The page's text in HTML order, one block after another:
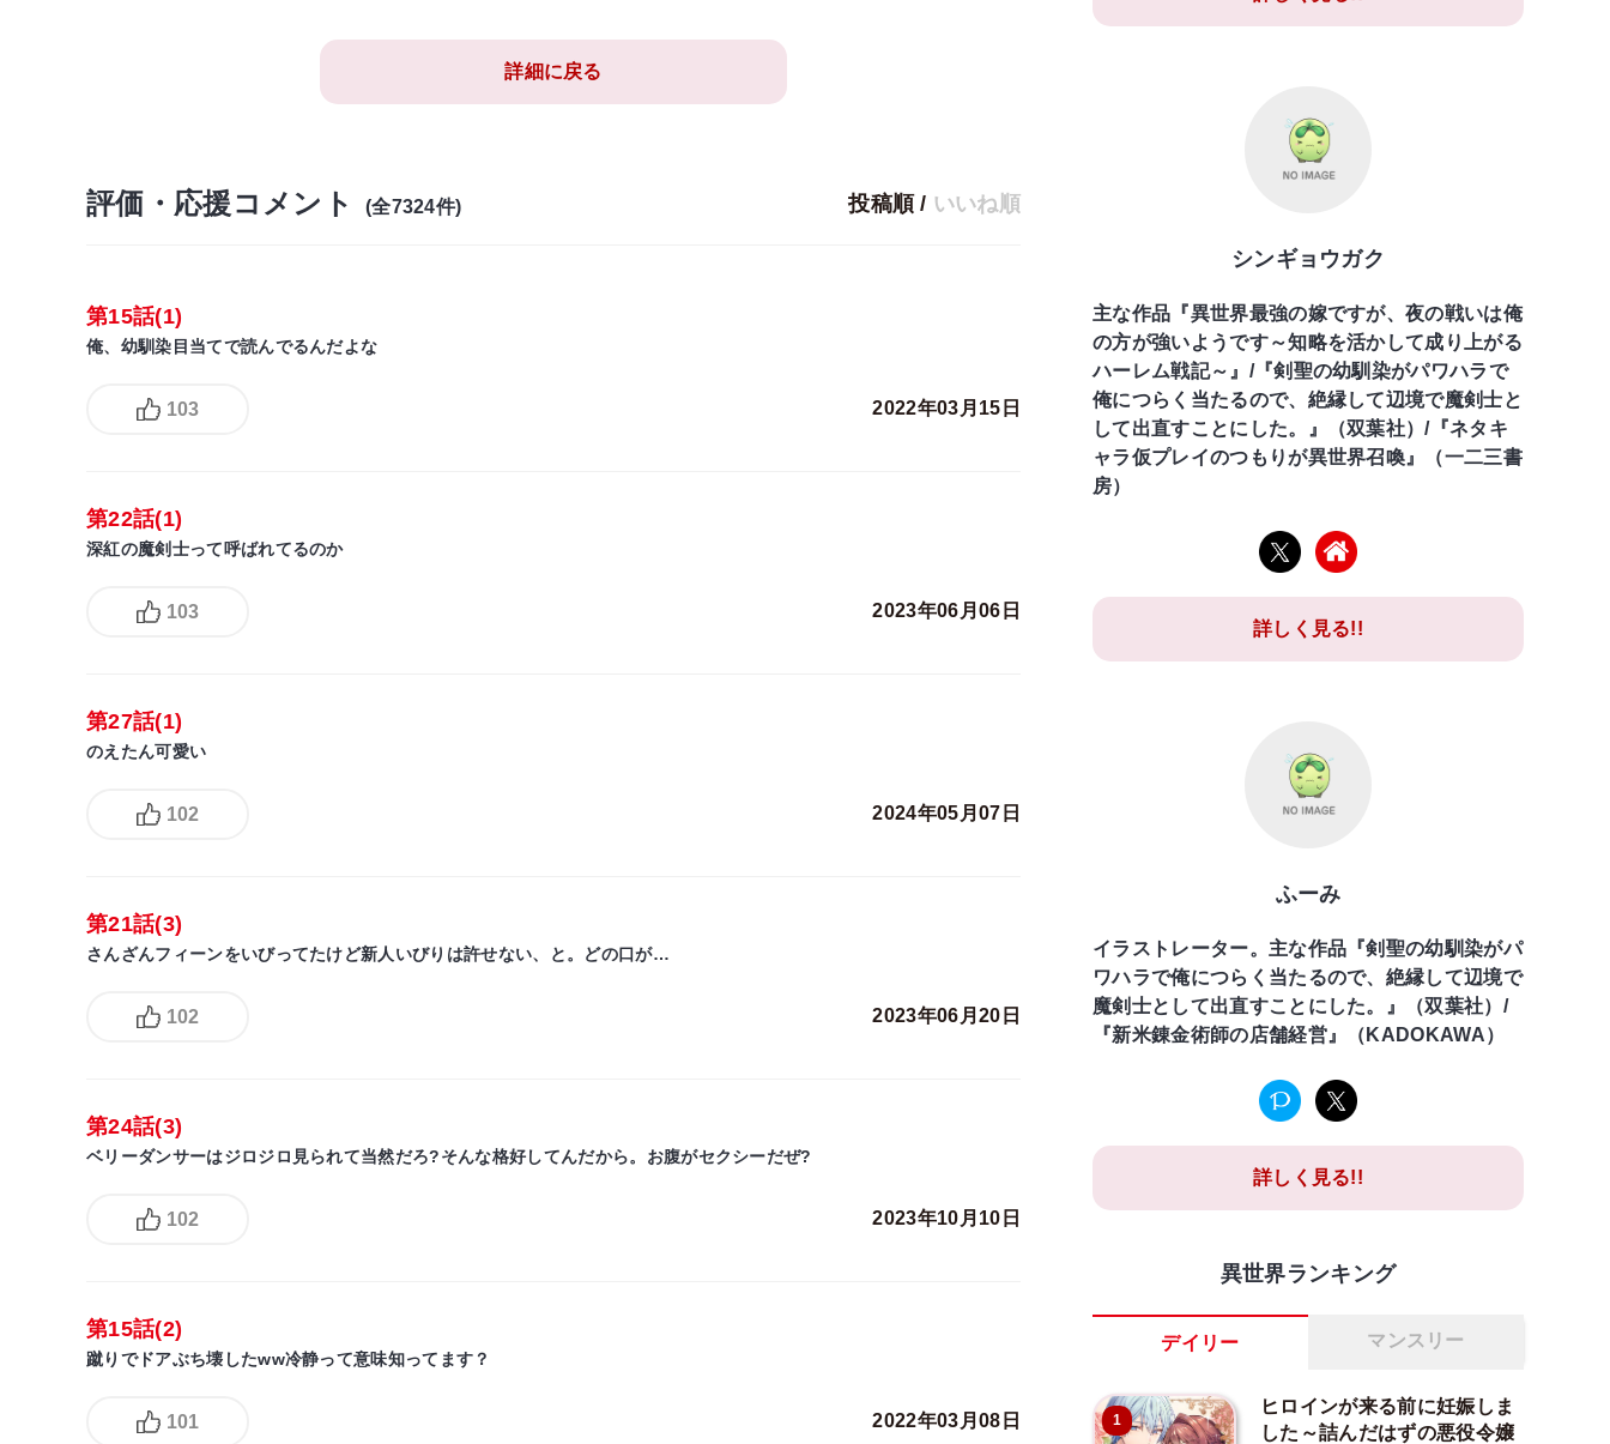
詳細に戻る
評価・応援コメント (全7324件) 投稿順 / いいね順
第15話(1)
俺、幼馴染目当てで読んでるんだよな
103 2022年03月15日
第22話(1)
深紅の魔剣士って呼ばれてるのか
103 2023年06月06日
第27話(1)
のえたん可愛い
102 2024年05月07日
第21話(3)
さんざんフィーンをいびってたけど新人いびりは許せない、と。どの口が…
102 2023年06月20日
第24話(3)
ベリーダンサーはジロジロ見られて当然だろ?そんな格好してんだから。お腹がセクシーだぜ?
102 2023年10月10日
第15話(2)
蹴りでドアぶち壊したww冷静って意味知ってます？
101 2022年03月08日
シンギョウガク
主な作品『異世界最強の嫁ですが、夜の戦いは俺
の方が強いようです～知略を活かして成り上がる
ハーレム戦記～』/『剣聖の幼馴染がパワハラで
俺につらく当たるので、絶縁して辺境で魔剣士と
して出直すことにした。』（双葉社）/『ネタキ
ャラ仮プレイのつもりが異世界召喚』（一二三書
房）
詳しく見る!!
ふーみ
イラストレーター。主な作品『剣聖の幼馴染がパ
ワハラで俺につらく当たるので、絶縁して辺境で
魔剣士として出直すことにした。』（双葉社）/
『新米錬金術師の店舗経営』（KADOKAWA）
詳しく見る!!
異世界ランキング
デイリー マンスリー
1
ヒロインが来る前に妊娠しま
した～詰んだはずの悪役令嬢